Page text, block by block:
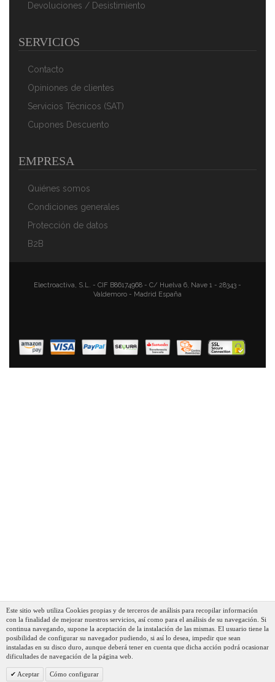
Clatronic WK 3576 - Hervidor De Agua Eléctrico,
AÑADIR AL CARRITO
Bomann WK 5012 Hervidor De Agua Eléctrico 1,8 L,
Blanco Y Plata
43,90 € 28,89 €
Devoluciones / Desistimiento
SERVICIOS
Contacto
Opiniones de clientes
Servicios Técnicos (SAT)
Cupones Descuento
EMPRESA
Quiénes somos
Condiciones generales
Protección de datos
B2B
Electroactiva, S.L. - CIF B86174968 - C/ Huelva 6, Nave 1 - 28343 -
Valdemoro - Madrid España
Este sitio web utiliza Cookies propias y de terceros de análisis para recopilar información
con la finalidad de mejorar nuestros servicios, así como para el análisis de su navegación. Si
continua navegando, supone la aceptación de la instalación de las mismas. El usuario tiene la
posibilidad de configurar su navegador pudiendo, si así lo desea, impedir que sean
instaladas en su disco duro, aunque deberá tener en cuenta que dicha acción podrá ocasionar
dificultades de navegación de la página web.
Aceptar Cómo configurar